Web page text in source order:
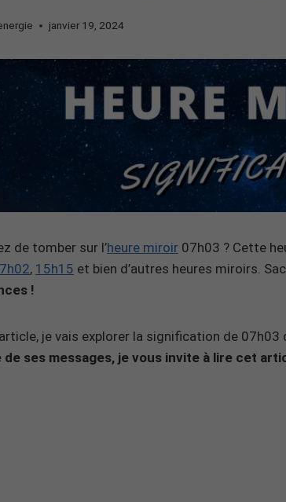
janvier 19, 2024
de tomber sur l’heure miroir 07h03 ? Cette
, 15h15 et bien d’autres heures miroirs.
!
je vais explorer la signification de 07h03
ses messages, je vous invite à lire cet